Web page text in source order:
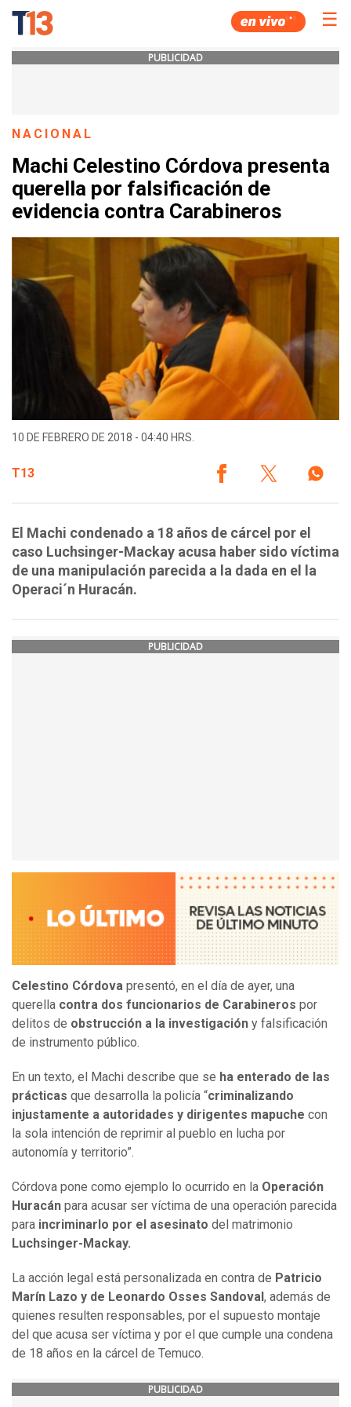
☰
PUBLICIDAD
NACIONAL
Machi Celestino Córdova presenta
querella por falsificación de
evidencia contra Carabineros
10 DE FEBRERO DE 2018 - 04:40 HRS.
T13
El Machi condenado a 18 años de cárcel por el
caso Luchsinger-Mackay acusa haber sido víctima
de una manipulación parecida a la dada en el la
Operaci´n Huracán.
PUBLICIDAD
Celestino Córdova presentó, en el día de ayer, una
querella contra dos funcionarios de Carabineros por
delitos de obstrucción a la investigación y falsificación
de instrumento público.
En un texto, el Machi describe que se ha enterado de las
prácticas que desarrolla la policía “criminalizando
injustamente a autoridades y dirigentes mapuche con
la sola intención de reprimir al pueblo en lucha por
autonomía y territorio”.
Córdova pone como ejemplo lo ocurrido en la Operación
Huracán para acusar ser víctima de una operación parecida
para incriminarlo por el asesinato del matrimonio
Luchsinger-Mackay.
La acción legal está personalizada en contra de Patricio
Marín Lazo y de Leonardo Osses Sandoval , además de
quienes resulten responsables, por el supuesto montaje
del que acusa ser víctima y por el que cumple una condena
de 18 años en la cárcel de Temuco.
PUBLICIDAD